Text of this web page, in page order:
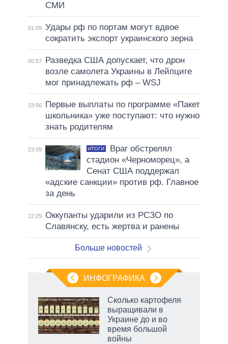
СМИ
01:59 Удары рф по портам могут вдвое
сократить экспорт украинского зерна
00:57
Разведка США допускает, что дрон
возле самолета Украины в Лейпциге
мог принадлежать рф – WSJ
23:56
Первые выплаты по программе «Пакет
школьника» уже поступают: что нужно
знать родителям
23:09 ИТОГИ
Враг обстрелял
стадион «Черноморец», а
Сенат США поддержал
«адские санкции» против рф. Главное
за день
22:29 Оккупанты ударили из РСЗО по
Славянску, есть жертва и ранены
Больше новостей
ИНФОГРАФИКА
Сколько картофеля
выращивали в
Украине до и во
время большой
войны